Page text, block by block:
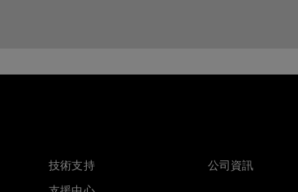
技術支持
公司資訊